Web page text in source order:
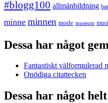
#blogg100 allmänbildning
minne minnen mode museum
Dessa har något
Fantastiskt välformulerad
Onödiga citattecken
Dessa har något